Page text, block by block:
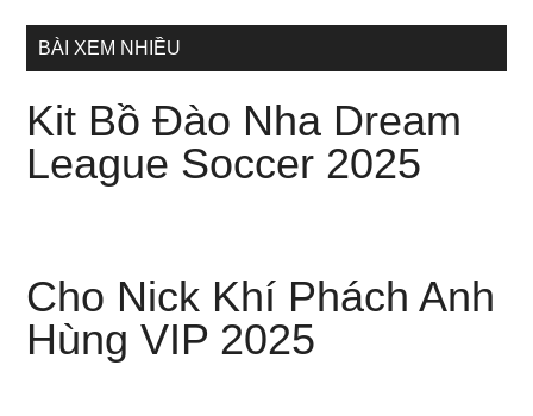
BÀI XEM NHIỀU
Kit Bồ Đào Nha Dream
League Soccer 2025
Cho Nick Khí Phách Anh
Hùng VIP 2025